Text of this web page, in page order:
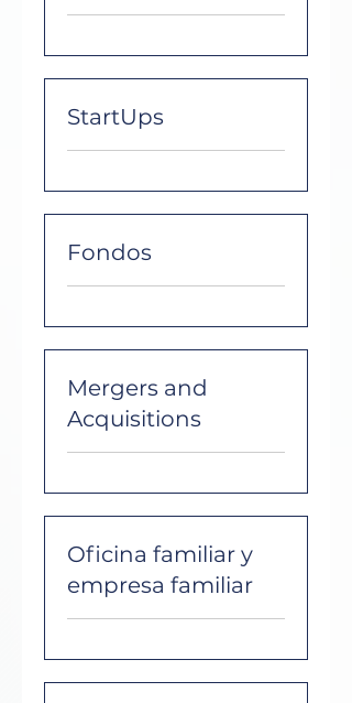
StartUps
Fondos
Mergers and
Acquisitions
Oficina familiar y
empresa familiar